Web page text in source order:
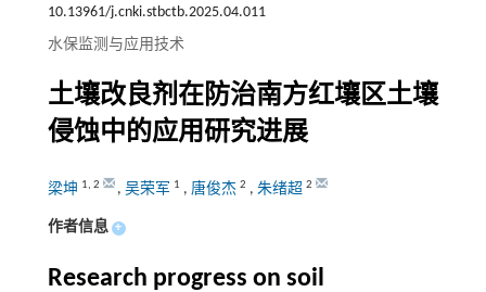
10.13961/j.cnki.stbctb.2025.04.011
水保监测与应用技术
土壤改良剂在防治南方红壤区土壤
侵蚀中的应用研究进展
梁坤 1, 2 , 吴荣军 1 , 唐俊杰 2 , 朱绪超 2
作者信息 +
Research progress on soil